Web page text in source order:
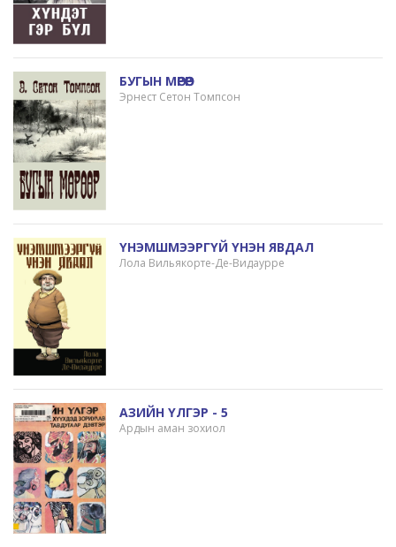
БУГЫН МӨРӨӨР
Эрнест Сетон Томпсон
ҮНЭМШМЭЭРГҮЙ ҮНЭН ЯВДАЛ
Лола Вильякорте-Де-Видаурре
АЗИЙН ҮЛГЭР - 5
Ардын аман зохиол